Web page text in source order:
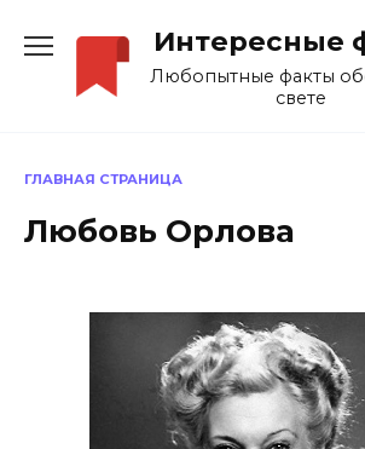
содержанию
Интересные
Любопытные факты
свете
ГЛАВНАЯ СТРАНИЦА
Любовь Орлова